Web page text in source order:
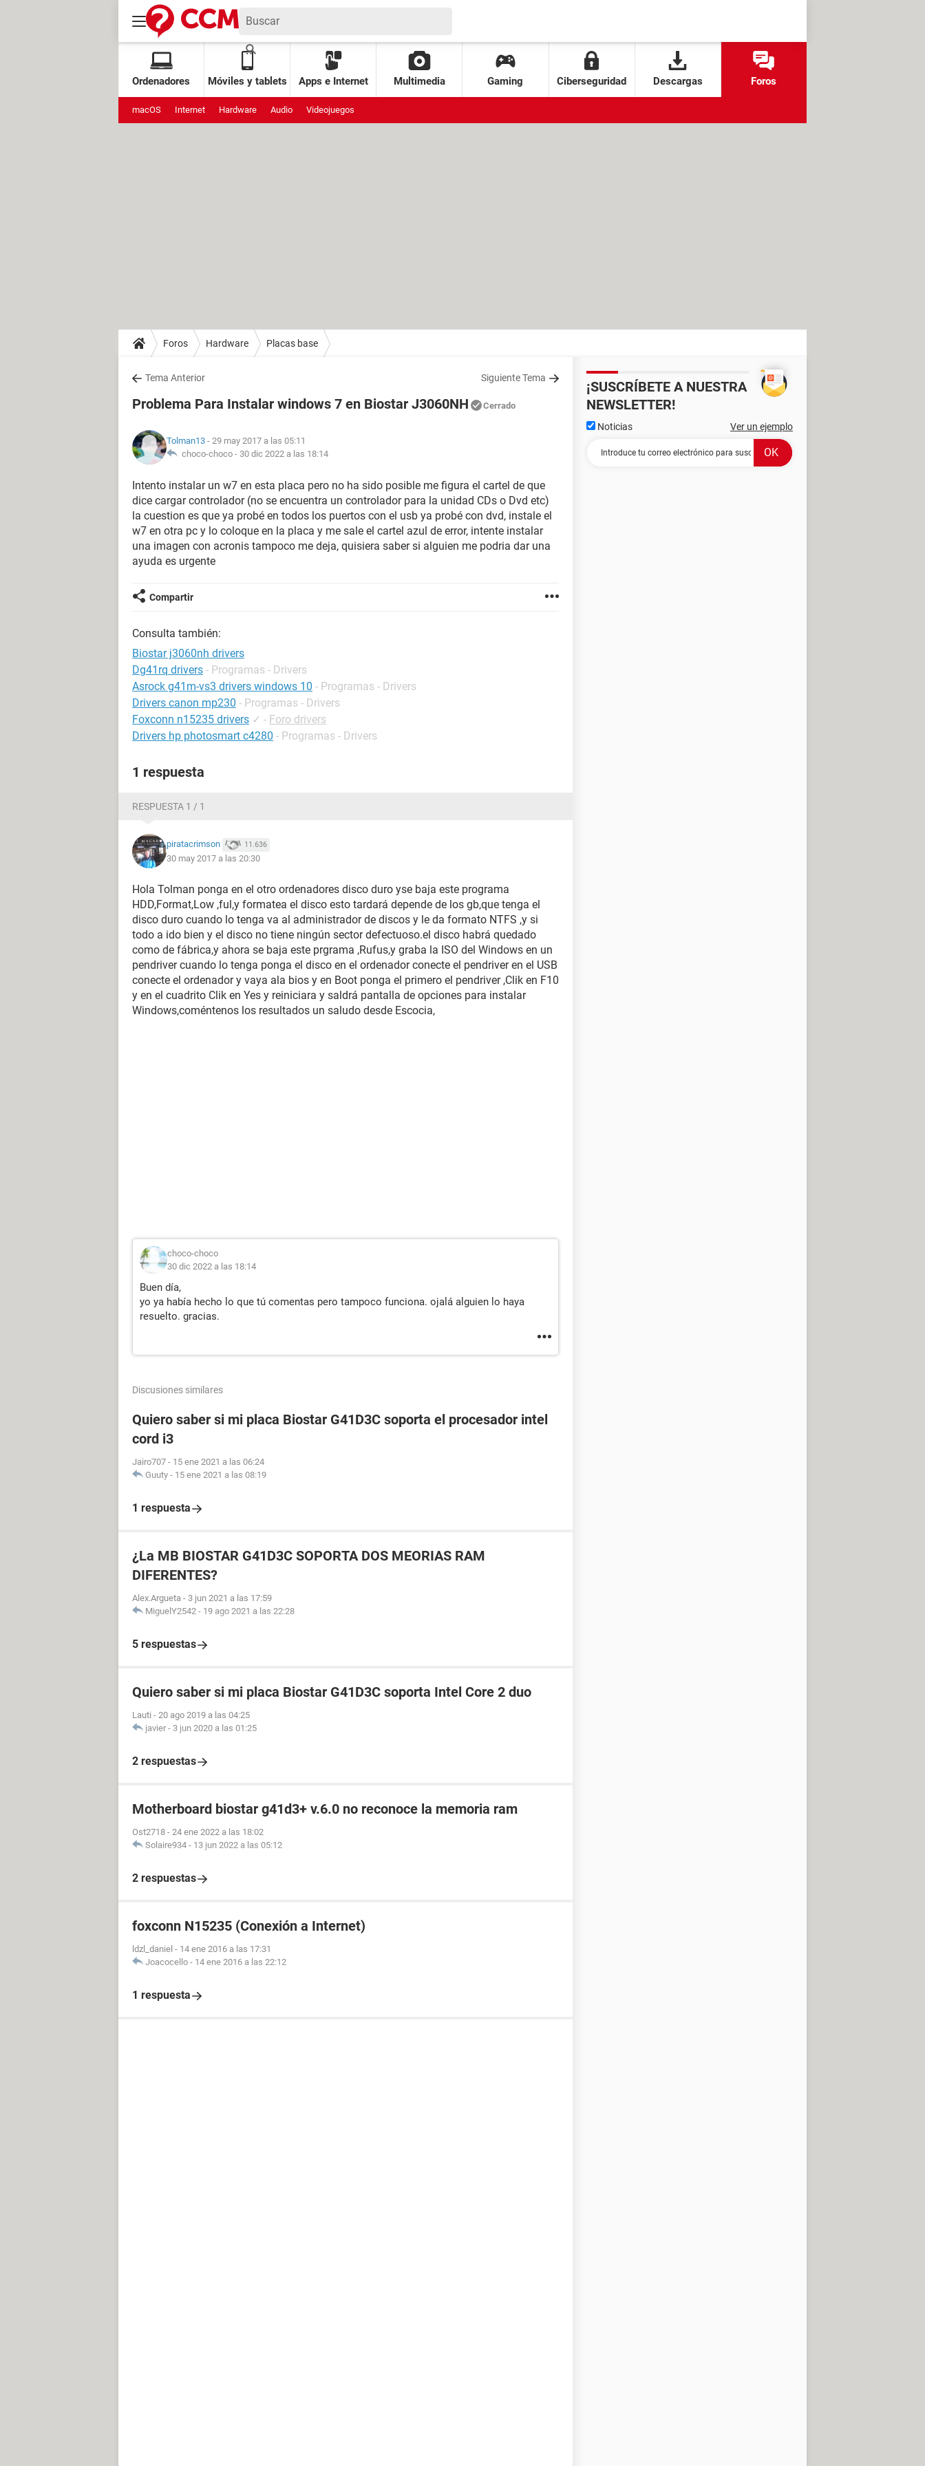
Ordenadores Móviles y tablets Apps e Internet Multimedia Gaming Ciberseguridad Descargas Foros
macOS Internet Hardware Audio Videojuegos
Foros Hardware Placas base
Tema Anterior Siguiente Tema
Problema Para Instalar windows 7 en Biostar J3060NH Cerrado
Tolman13 - 29 may 2017 a las 05:11
choco-choco - 30 dic 2022 a las 18:14
Intento instalar un w7 en esta placa pero no ha sido posible me figura el cartel de que
dice cargar controlador (no se encuentra un controlador para la unidad CDs o Dvd etc)
la cuestion es que ya probé en todos los puertos con el usb ya probé con dvd, instale el
w7 en otra pc y lo coloque en la placa y me sale el cartel azul de error, intente instalar
una imagen con acronis tampoco me deja, quisiera saber si alguien me podria dar una
ayuda es urgente
Compartir
Consulta también:
Biostar j3060nh drivers
Dg41rq drivers - Programas - Drivers
Asrock g41m-vs3 drivers windows 10 - Programas - Drivers
Drivers canon mp230 - Programas - Drivers
Foxconn n15235 drivers ✓ - Foro drivers
Drivers hp photosmart c4280 - Programas - Drivers
1 respuesta
RESPUESTA 1 / 1
piratacrimson 11.636
30 may 2017 a las 20:30
Hola Tolman ponga en el otro ordenadores disco duro yse baja este programa
HDD,Format,Low ,ful,y formatea el disco esto tardará depende de los gb,que tenga el
disco duro cuando lo tenga va al administrador de discos y le da formato NTFS ,y si
todo a ido bien y el disco no tiene ningún sector defectuoso.el disco habrá quedado
como de fábrica,y ahora se baja este prgrama ,Rufus,y graba la ISO del Windows en un
pendriver cuando lo tenga ponga el disco en el ordenador conecte el pendriver en el USB
conecte el ordenador y vaya ala bios y en Boot ponga el primero el pendriver ,Clik en F10
y en el cuadrito Clik en Yes y reiniciara y saldrá pantalla de opciones para instalar
Windows,coméntenos los resultados un saludo desde Escocia,
choco-choco
30 dic 2022 a las 18:14
Buen día,
yo ya había hecho lo que tú comentas pero tampoco funciona. ojalá alguien lo haya
resuelto. gracias.
Discusiones similares
Quiero saber si mi placa Biostar G41D3C soporta el procesador intel
cord i3
Jairo707 - 15 ene 2021 a las 06:24
Guuty - 15 ene 2021 a las 08:19
1 respuesta
¿La MB BIOSTAR G41D3C SOPORTA DOS MEORIAS RAM
DIFERENTES?
Alex.Argueta - 3 jun 2021 a las 17:59
MiguelY2542 - 19 ago 2021 a las 22:28
5 respuestas
Quiero saber si mi placa Biostar G41D3C soporta Intel Core 2 duo
Lauti - 20 ago 2019 a las 04:25
javier - 3 jun 2020 a las 01:25
2 respuestas
Motherboard biostar g41d3+ v.6.0 no reconoce la memoria ram
Ost2718 - 24 ene 2022 a las 18:02
Solaire934 - 13 jun 2022 a las 05:12
2 respuestas
foxconn N15235 (Conexión a Internet)
ldzl_daniel - 14 ene 2016 a las 17:31
Joacocello - 14 ene 2016 a las 22:12
1 respuesta
¡SUSCRÍBETE A NUESTRA
NEWSLETTER!
Noticias Ver un ejemplo